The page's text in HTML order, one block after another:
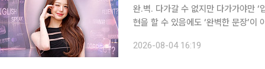
완.벽. 다가갈 수 없지만 다가가야만 ‘입’을 뗄 수 있는 마의 언어. 몇 개의 단어로도 충분히 의사 표
현을 할 수 있음에도 ‘완벽한 문장’이
도 말입니다. 요즘은 유치원에서
2026-08-04 16:19